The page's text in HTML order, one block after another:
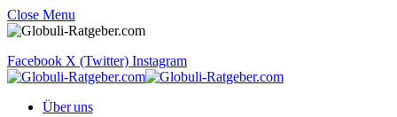
Close Menu
Facebook X (Twitter) Instagram
Über uns